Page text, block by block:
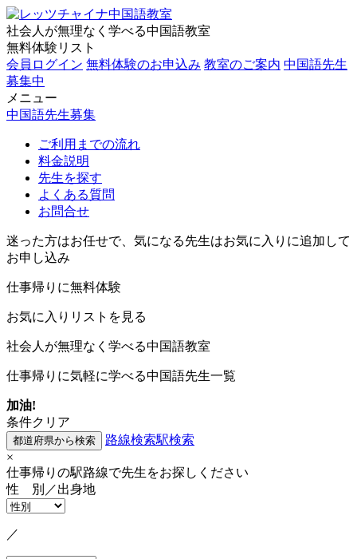
社会人が無理なく学べる中国語教室
無料体験リスト
会員ログイン 無料体験のお申込み 教室のご案内 中国語先生
募集中
メニュー
中国語先生募集
ご利用までの流れ
料金説明
先生を探す
よくある質問
お問合せ
迷った方はお任せで、気になる先生はお気に入りに追加して
お申し込み
仕事帰りに無料体験
お気に入りリストを見る
社会人が無理なく学べる中国語教室
仕事帰りに気軽に学べる中国語先生一覧
加油!
条件クリア
路線検索駅検索
×
仕事帰りの駅路線で先生をお探しください
性 別／出身地
／